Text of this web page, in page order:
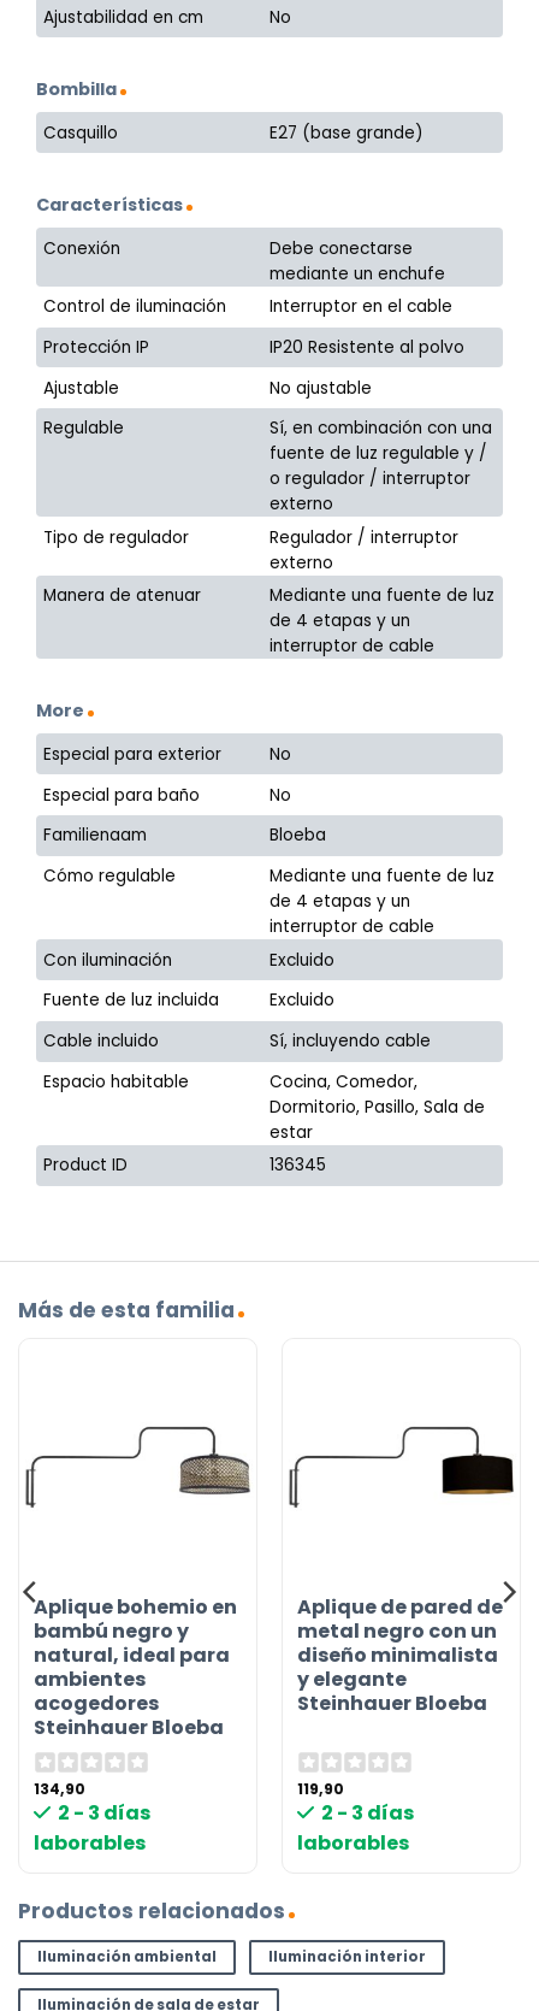
Ajustabilidad en cm No
Bombilla
Casquillo E27 (base grande)
Características
Conexión
Debe conectarse
mediante un enchufe
Control de iluminación
Interruptor en el cable
Protección IP
IP20 Resistente al polvo
Ajustable
No ajustable
Regulable
Sí, en combinación con una
fuente de luz regulable y /
o regulador / interruptor
externo
Tipo de regulador
Regulador / interruptor
externo
Manera de atenuar
Mediante una fuente de luz
de 4 etapas y un
interruptor de cable
More
Especial para exterior
No
Especial para baño
No
Familienaam
Bloeba
Cómo regulable
Mediante una fuente de luz
de 4 etapas y un
interruptor de cable
Con iluminación
Excluido
Fuente de luz incluida
Excluido
Cable incluido
Sí, incluyendo cable
Espacio habitable
Cocina, Comedor,
Dormitorio, Pasillo, Sala de
estar
Product ID
136345
Más de esta familia
Aplique bohemio en
bambú negro y
natural, ideal para
ambientes
acogedores
Steinhauer Bloeba
134,90
2 - 3 días
laborables
Aplique de pared de
metal negro con un
diseño minimalista
y elegante
Steinhauer Bloeba
119,90
2 - 3 días
laborables
Productos relacionados
Iluminación ambiental Iluminación interior
Iluminación de sala de estar